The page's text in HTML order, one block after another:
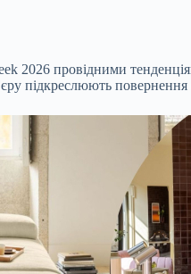
2026 провідними
підкреслюють повернення